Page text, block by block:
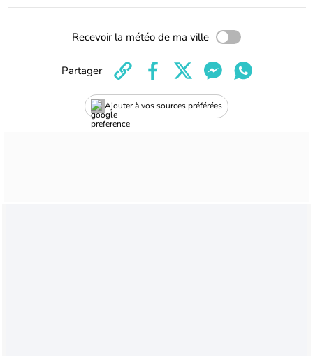
Recevoir la météo de ma ville
Ajouter à vos sources préférées
Partager